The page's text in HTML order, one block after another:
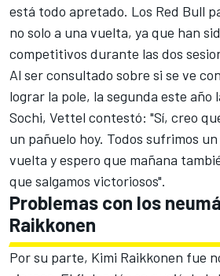
está todo apretado. Los Red Bull
no solo a una vuelta, ya que han
competitivos durante las dos
Al ser consultado sobre si se ve
lograr la pole, la segunda este año
Sochi, Vettel contestó: "Sí, creo
un pañuelo hoy. Todos sufrimos
vuelta y espero que mañana
que salgamos victoriosos".
Problemas con los
Raikkonen
Por su parte, Kimi Raikkonen fue